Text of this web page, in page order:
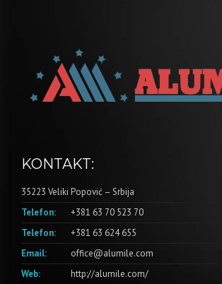
KONTAKT:
35223 Veliki Popović – Srbija
Telefon:
+381 63 70 523 70
Telefon:
+381 63 624 655
Email:
office@alumile.com
Web:
http://alumile.com/